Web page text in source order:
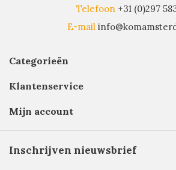
Telefoon +31 (0)297
E-mail
Categorieën
Klantenservice
Mijn account
Inschrijven nieuwsbrief